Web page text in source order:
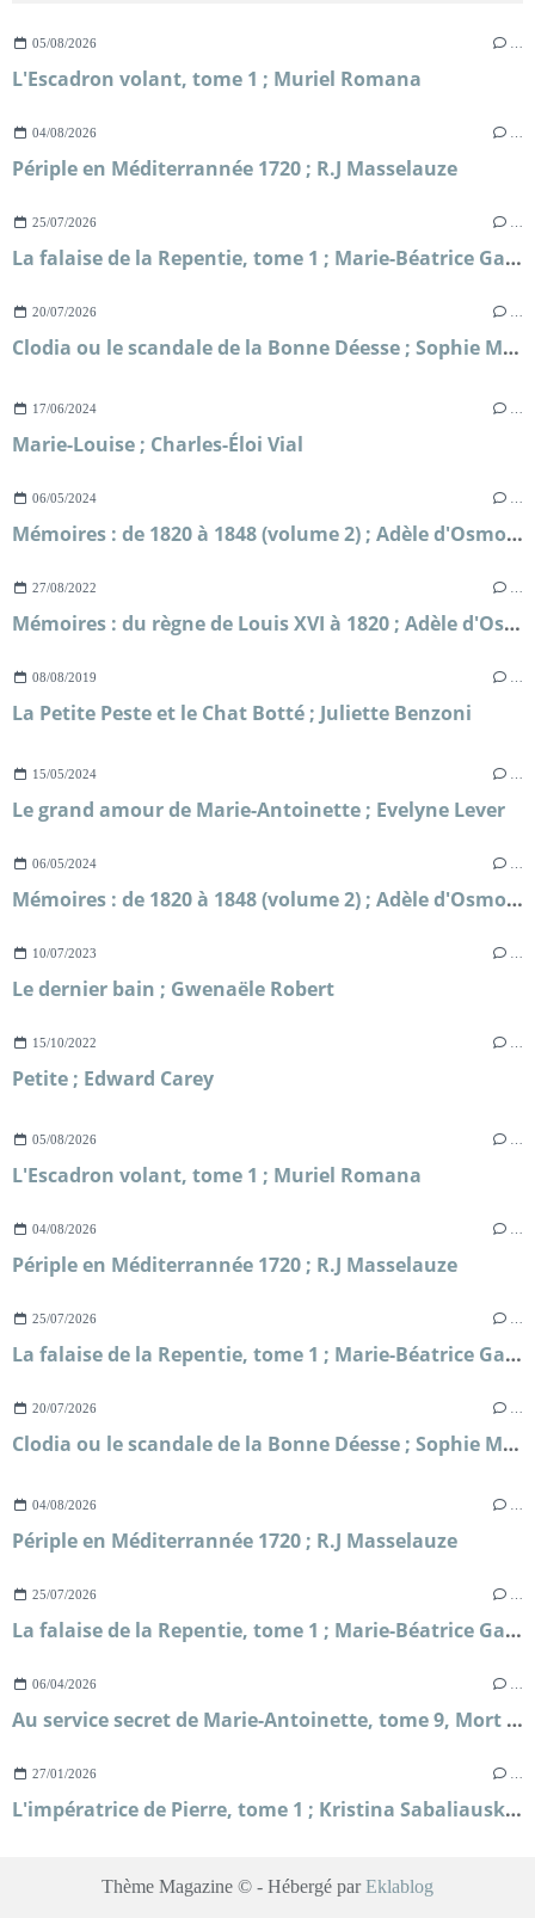
05/08/2026
L'Escadron volant, tome 1 ; Muriel Romana
04/08/2026
Périple en Méditerrannée 1720 ; R.J Masselauze
25/07/2026
La falaise de la Repentie, tome 1 ; Marie-Béatrice Gauvin
20/07/2026
Clodia ou le scandale de la Bonne Déesse ; Sophie Malick-Prunier
17/06/2024
Marie-Louise ; Charles-Éloi Vial
06/05/2024
Mémoires : de 1820 à 1848 (volume 2) ; Adèle d'Osmond comtesse de Boigne
27/08/2022
Mémoires : du règne de Louis XVI à 1820 ; Adèle d'Osmond, comtesse de Boigne
08/08/2019
La Petite Peste et le Chat Botté ; Juliette Benzoni
15/05/2024
Le grand amour de Marie-Antoinette ; Evelyne Lever
06/05/2024
Mémoires : de 1820 à 1848 (volume 2) ; Adèle d'Osmond comtesse de Boigne
10/07/2023
Le dernier bain ; Gwenaële Robert
15/10/2022
Petite ; Edward Carey
05/08/2026
L'Escadron volant, tome 1 ; Muriel Romana
04/08/2026
Périple en Méditerrannée 1720 ; R.J Masselauze
25/07/2026
La falaise de la Repentie, tome 1 ; Marie-Béatrice Gauvin
20/07/2026
Clodia ou le scandale de la Bonne Déesse ; Sophie Malick-Prunier
04/08/2026
Périple en Méditerrannée 1720 ; R.J Masselauze
25/07/2026
La falaise de la Repentie, tome 1 ; Marie-Béatrice Gauvin
06/04/2026
Au service secret de Marie-Antoinette, tome 9, Mort sur le fil ; Frédéric Lenormand
27/01/2026
L'impératrice de Pierre, tome 1 ; Kristina Sabaliauskaitė
Thème Magazine © - Hébergé parEklablog